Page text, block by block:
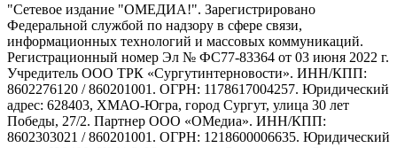
"Сетевое издание "ОМЕДИА!". Зарегистрировано
Федеральной службой по надзору в сфере связи,
информационных технологий и массовых коммуникаций.
Регистрационный номер Эл № ФС77-83364 от 03 июня 2022 г.
Учредитель ООО ТРК «Сургутинтерновости». ИНН/КПП:
8602276120 / 860201001. ОГРН: 1178617004257. Юридический
адрес: 628403, ХМАО-Югра, город Сургут, улица 30 лет
Победы, 27/2. Партнер ООО «ОМедиа». ИНН/КПП:
8602303021 / 860201001. ОГРН: 1218600006635. Юридический